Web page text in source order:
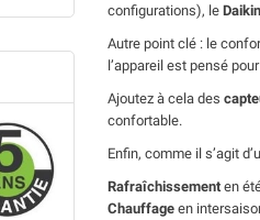
configurations), le
Autre point clé : le
l’appareil est pensé
Ajoutez à cela des
confortable.
Enfin, comme il s’agit
Rafraîchissement en
Chauffage en